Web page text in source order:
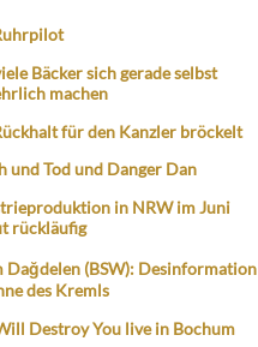
Bäcker sich gerade selbst
machen
für den Kanzler bröckelt
und Tod und Danger Dan
in NRW im Juni
rückläufig
Dağdelen (BSW): Desinformation
des Kremls
Destroy You live in Bochum